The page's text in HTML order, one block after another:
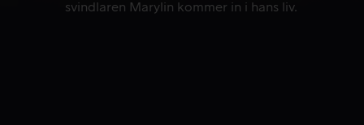
svindlaren Marylin kommer in i hans liv.